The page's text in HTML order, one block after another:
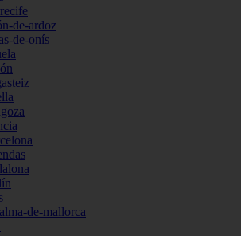
de-ardoz
de-onís
de-mallorca